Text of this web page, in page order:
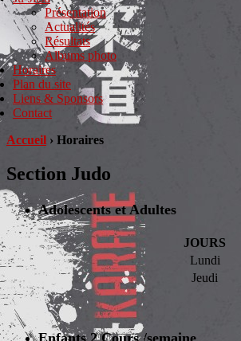
Présentation
Actualités
Résultats
Albums photo
Horaires
Plan du site
Liens & Sponsors
Contact
Accueil › Horaires
Section Judo
Adolescentset Adultes
JOURS
Lundi
Jeudi